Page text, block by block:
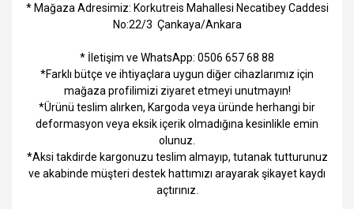
* Mağaza Adresimiz: Korkutreis Mahallesi Necatibey Caddesi
No:22/3 Çankaya/Ankara
* İletişim ve WhatsApp: 0506 657 68 88
*Farklı bütçe ve ihtiyaçlara uygun diğer cihazlarımız için
mağaza profilimizi ziyaret etmeyi unutmayın!
*Ürünü teslim alırken, Kargoda veya üründe herhangi bir
deformasyon veya eksik içerik olmadığına kesinlikle emin
olunuz.
*Aksi takdirde kargonuzu teslim almayıp, tutanak tutturunuz
ve akabinde müşteri destek hattımızı arayarak şikayet kaydı
açtırınız.